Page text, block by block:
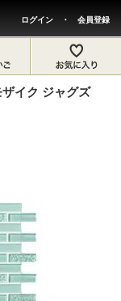
ログイン ・ 会員登録
イク ジャグズ